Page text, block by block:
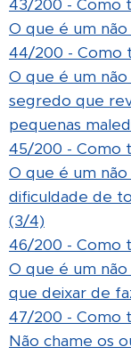
43/200 - Como
O que é um
44/200 - Como
O que é um
segredo que
pequenas
45/200 - Como
O que é um
dificuldade de
(3/4)
46/200 - Como
O que é um
que deixar de
47/200 - Como
Não chame os